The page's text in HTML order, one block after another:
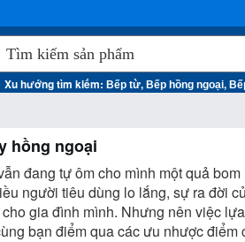
Xu hướng tìm kiếm: Bếp từ, Bếp hồng ngoại,
hồng ngoại
đang tự ôm cho mình một quả
người tiêu dùng lo lắng, sự ra đời
gia đình mình. Nhưng nên việc
bạn điểm qua các ưu nhược